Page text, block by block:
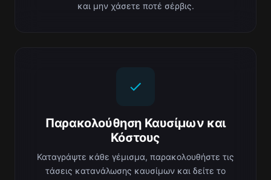
και μην χάσετε ποτέ σέρβις.
Παρακολούθηση Καυσίμων και
Κόστους
Καταγράψτε κάθε γέμισμα, παρακολουθήστε τις
τάσεις κατανάλωσης καυσίμων και δείτε το